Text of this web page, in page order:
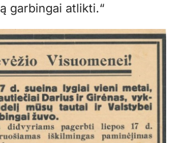
garbingai atlikti.“